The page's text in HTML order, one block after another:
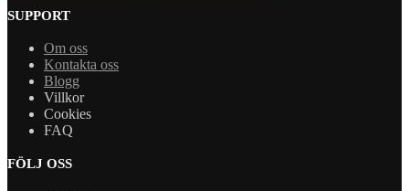
SUPPORT
Om oss
Kontakta oss
Blogg
Villkor
Cookies
FAQ
FÖLJ OSS